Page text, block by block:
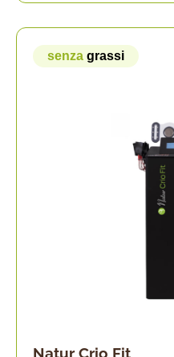
senza grassi
Natur Crio Fit